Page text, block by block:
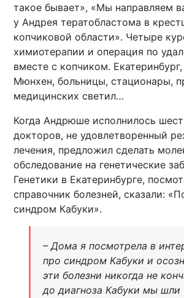
такое бывает», «Мы направляем
у Андрея тератобластома в
копчиковой области». Четыре
химиотерапии и операция по
вместе с копчиком.
Мюнхен, больницы, стационары,
медицинских светил…
Когда Андрюше исполнилось
докторов, не удовлетворенный
лечения, предложил сделать
обследование на генетические
Генетики в Екатеринбурге,
справочник болезней, сказали:
синдром Кабуки».
– Дома я посмотрела в
про синдром Кабуки и
эти болезни никогда не
до диагноза Кабуки мы шли